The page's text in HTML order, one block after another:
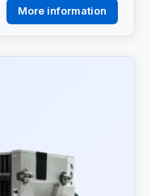
More information